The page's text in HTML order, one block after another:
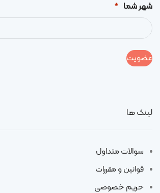
شهر شما *
لینک ها
سوالات متداول
قوانین و مقررات
حریم خصوصی